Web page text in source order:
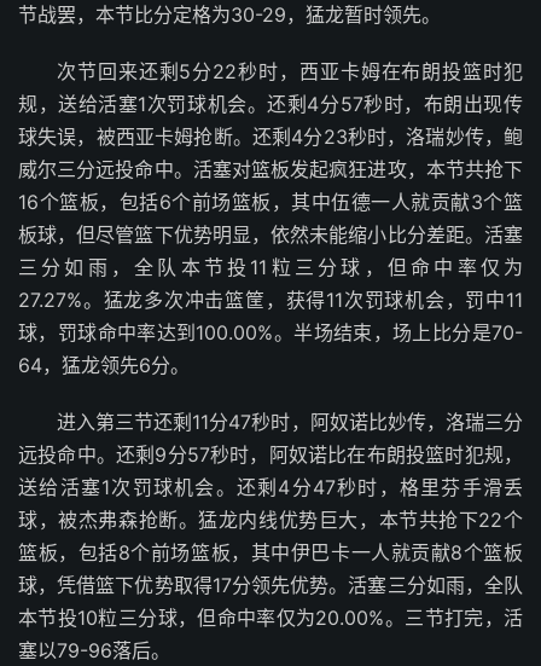
节战罢，本节比分定格为30-29，猛龙暂时领先。
次节回来还剩5分22秒时，西亚卡姆在布朗投篮时犯
规，送给活塞1次罚球机会。还剩4分57秒时，布朗出现传
球失误，被西亚卡姆抢断。还剩4分23秒时，洛瑞妙传，鲍
威尔三分远投命中。活塞对篮板发起疯狂进攻，本节共抢下
16个篮板，包括6个前场篮板，其中伍德一人就贡献3个篮
板球，但尽管篮下优势明显，依然未能缩小比分差距。活塞
三分如雨，全队本节投11粒三分球，但命中率仅为
27.27%。猛龙多次冲击篮筐，获得11次罚球机会，罚中11
球，罚球命中率达到100.00%。半场结束，场上比分是70-
64，猛龙领先6分。
进入第三节还剩11分47秒时，阿奴诺比妙传，洛瑞三分
远投命中。还剩9分57秒时，阿奴诺比在布朗投篮时犯规，
送给活塞1次罚球机会。还剩4分47秒时，格里芬手滑丢
球，被杰弗森抢断。猛龙内线优势巨大，本节共抢下22个
篮板，包括8个前场篮板，其中伊巴卡一人就贡献8个篮板
球，凭借篮下优势取得17分领先优势。活塞三分如雨，全队
本节投10粒三分球，但命中率仅为20.00%。三节打完，活
塞以79-96落后。